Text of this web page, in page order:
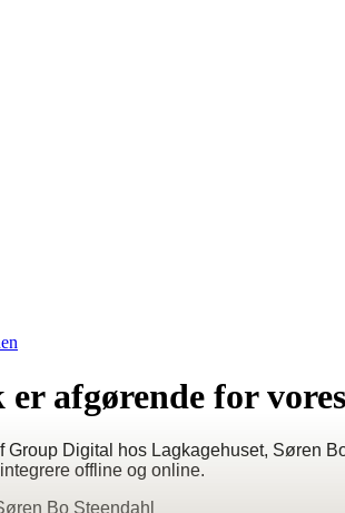
afgørende for
Group Digital hos Lagkagehuset, Søren
offline og online.
Bo Steendahl